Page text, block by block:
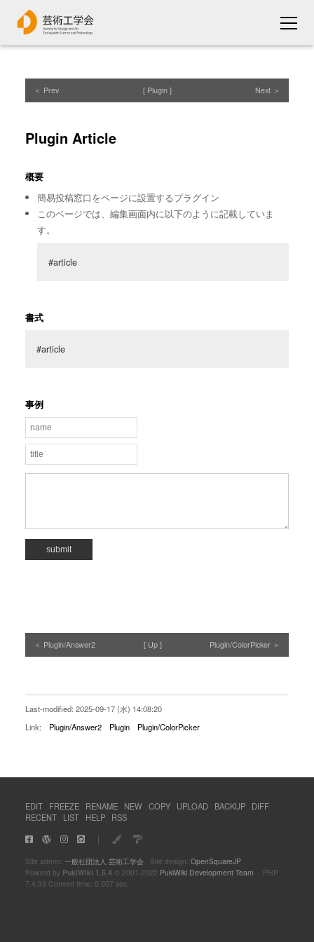
Prev Plugin Next
Plugin Article
概要
簡易投稿窓口をページに設置するプラグイン
このページでは、編集画面内に以下のように記載していま
す。
#article
書式
#article
事例
Plugin/Answer2 Up Plugin/ColorPicker
Last-modified: 2025-09-17 (水) 14:08:20
Link:
Plugin/Answer2 Plugin Plugin/ColorPicker
EDIT FREEZE RENAME NEW COPY UPLOAD BACKUP
DIFF
RECENT
LIST HELP RSS
｜
Site admin: 一般社団法人 芸術工学会Site design: OpenSquareJP
Powerd by PukiWiki 1.5.4 © 2001-2022 PukiWiki Development Team PHP
7.4.33 Convert time: 0.007 sec.